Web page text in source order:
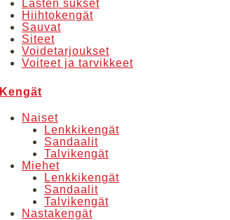
Lasten sukset
Hiihtokengät
Sauvat
Siteet
Voidetarjoukset
Voiteet ja tarvikkeet
Kengät
Naiset
Lenkkikengät
Sandaalit
Talvikengät
Miehet
Lenkkikengät
Sandaalit
Talvikengät
Nastakengät